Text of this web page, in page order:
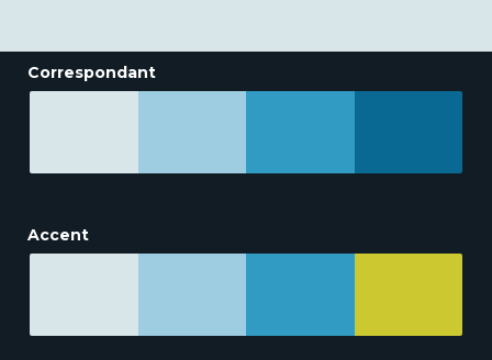
Correspondant
Accent